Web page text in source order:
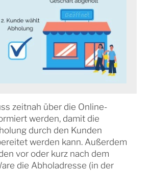
zeitnah über die Online-
werden, damit die
durch den Kunden
werden kann. Außerdem
vor oder kurz nach dem
die Abholadresse (in der